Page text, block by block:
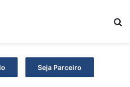
Seja Parceiro